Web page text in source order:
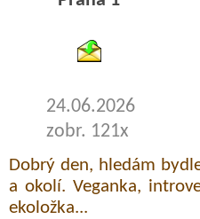
24.06.2026
zobr. 121x
Dobrý den, hledám
a okolí. Veganka,
ekoložka...